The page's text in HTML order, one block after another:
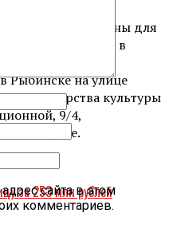
доступны для
оранжереи в
Рыбинске на улице
министерства культуры
9/4,
и другие.
за 253 млн рублей
сайта в этом
комментариев.